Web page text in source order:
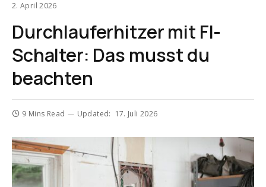
2. April 2026
Durchlauferhitzer mit FI-
Schalter: Das musst du
beachten
9 Mins Read Updated: 17. Juli 2026